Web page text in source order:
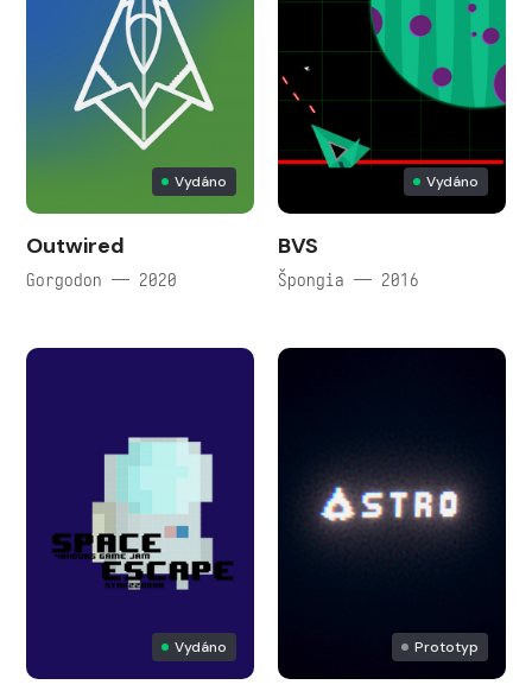
Vydáno
Outwired
Gorgodon — 2020
Vydáno
BVS
Špongia — 2016
Vydáno Prototyp